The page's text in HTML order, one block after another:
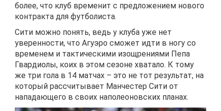
более, что клуб временит с предложением нового
контракта для футболиста.
Сити можно понять, ведь у клуба уже нет
уверенности, что Агуэро сможет идти в ногу со
временем и тактическими изощрениями Пепа
Гвардиолы, коих в этом сезоне хватало. К тому
же три гола в 14 матчах – это не тот результат, на
который рассчитывает Манчестер Сити от
нападающего в своих наполеоновских планах.